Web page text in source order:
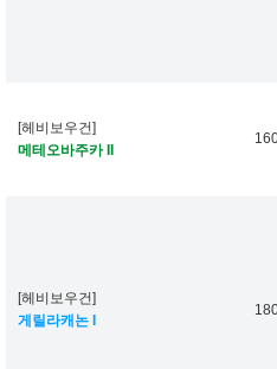
[헤비보우건]
메테오바주카 II
[헤비보우건]
게릴라캐논 I